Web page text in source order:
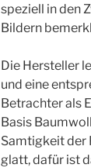
speziell in den
Bildern
Die Hersteller
und eine
Betrachter als
Basis
Samtigkeit der
glatt, dafür ist